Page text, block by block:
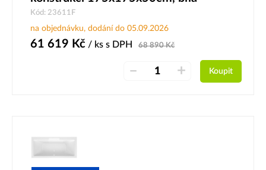
Kód: 23611F
na objednávku, dodání do 05.09.2026
61 619 Kč / ks s DPH 68 890Kč
– + Koupit